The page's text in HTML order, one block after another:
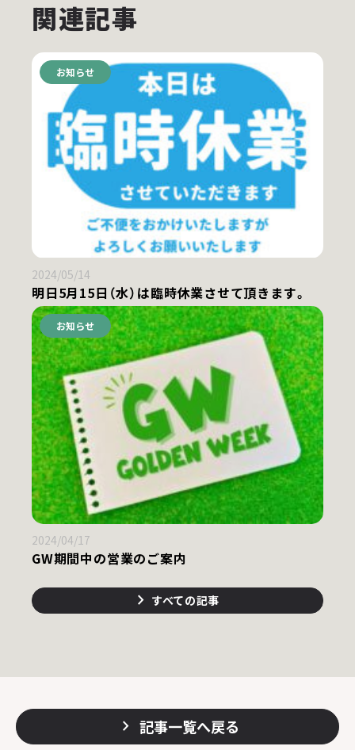
関連記事
お知らせ
2024/05/14
明日5月15日（水）は臨時休業させて頂きます。
お知らせ
2024/04/17
GW期間中の営業のご案内
すべての記事
記事一覧へ戻る